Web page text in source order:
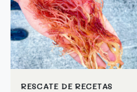
RESCATE DE RECETAS